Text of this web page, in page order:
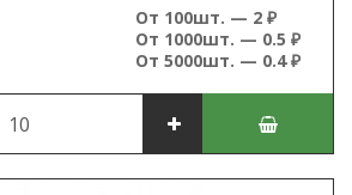
От 100шт. — 2 ₽
От 1000шт. — 0.5 ₽
От 5000шт. — 0.4 ₽